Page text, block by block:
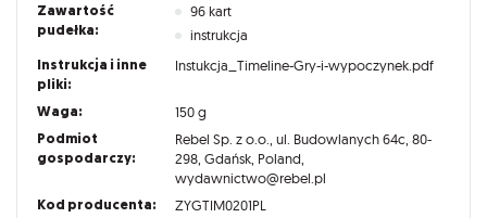
Zawartość
pudełka:
96 kart
instrukcja
Instrukcja i inne
pliki:
Instukcja_Timeline-Gry-i-wypoczynek.pdf
Waga: 150 g
Podmiot
gospodarczy:
Rebel Sp. z o.o., ul. Budowlanych 64c, 80-
298, Gdańsk, Poland,
wydawnictwo@rebel.pl
Kod producenta: ZYGTIM0201PL